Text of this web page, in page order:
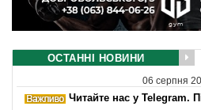
ОСТАННІ НОВИНИ
06 серпня
Читайте нас у Telegram.